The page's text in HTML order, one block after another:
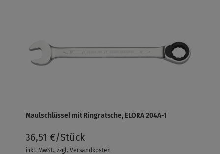
Maulschlüssel mit Ringratsche, ELORA 204A-1
36,51 €/Stück
inkl. MwSt., zzgl.Versandkosten